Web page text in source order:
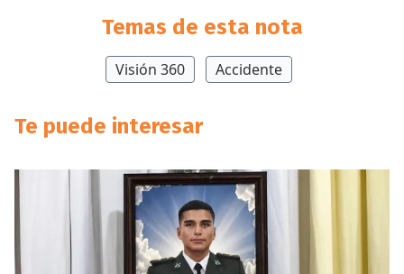
Temas de esta nota
Visión 360 Accidente
Te puede interesar